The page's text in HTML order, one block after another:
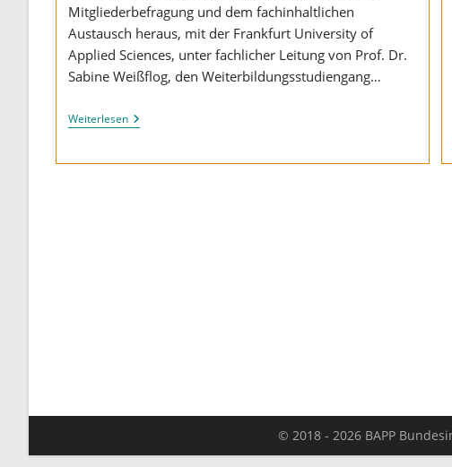
Mitgliederbefragung und dem fachinhaltlichen
Austausch heraus, mit der Frankfurt University of
Applied Sciences, unter fachlicher Leitung von Prof. Dr.
Sabine Weißflog, den Weiterbildungsstudiengang…
WeiterlesenNeuer
CAS
“Häusliche
© 2018 - 2026 BAPP